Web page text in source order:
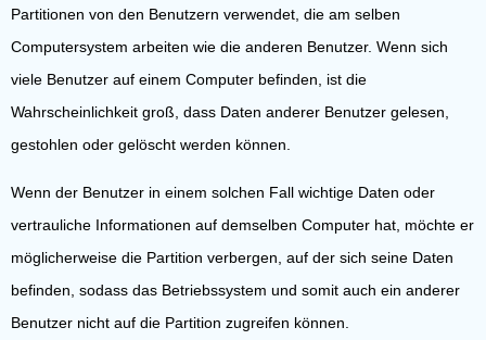
Partitionen von den Benutzern verwendet, die am selben
Computersystem arbeiten wie die anderen Benutzer. Wenn sich
viele Benutzer auf einem Computer befinden, ist die
Wahrscheinlichkeit groß, dass Daten anderer Benutzer gelesen,
gestohlen oder gelöscht werden können.
Wenn der Benutzer in einem solchen Fall wichtige Daten oder
vertrauliche Informationen auf demselben Computer hat, möchte er
möglicherweise die Partition verbergen, auf der sich seine Daten
befinden, sodass das Betriebssystem und somit auch ein anderer
Benutzer nicht auf die Partition zugreifen können.